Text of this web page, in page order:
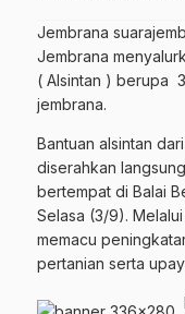
Jembrana
Jembrana
( Alsintan ) berupa
jembrana.
Bantuan alsintan
diserahkan
bertempat di Balai
Selasa (3/9).
memacu
pertanian serta